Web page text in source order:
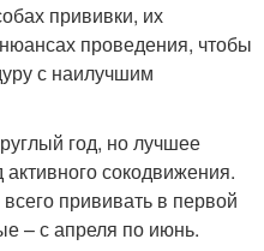
прививки, их
проведения, чтобы
с наилучшим
год, но лучшее
сокодвижения.
прививать в первой
– с апреля по июнь.